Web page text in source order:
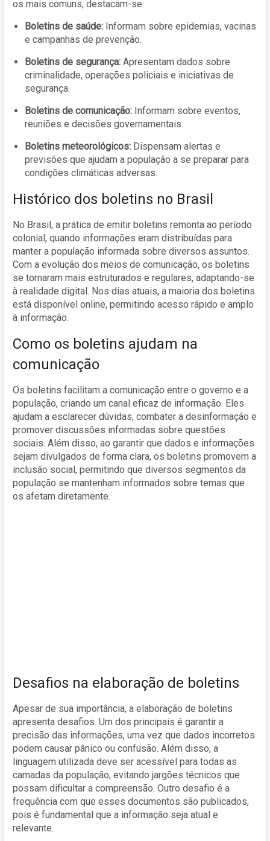
os mais comuns, destacam-se:
Boletins de saúde: Informam sobre epidemias, vacinas
e campanhas de prevenção.
Boletins de segurança: Apresentam dados sobre
criminalidade, operações policiais e iniciativas de
segurança.
Boletins de comunicação: Informam sobre eventos,
reuniões e decisões governamentais.
Boletins meteorológicos: Dispensam alertas e
previsões que ajudam a população a se preparar para
condições climáticas adversas.
Histórico dos boletins no Brasil
No Brasil, a prática de emitir boletins remonta ao período
colonial, quando informações eram distribuídas para
manter a população informada sobre diversos assuntos.
Com a evolução dos meios de comunicação, os boletins
se tornaram mais estruturados e regulares, adaptando-se
à realidade digital. Nos dias atuais, a maioria dos boletins
está disponível online, permitindo acesso rápido e amplo
à informação.
Como os boletins ajudam na
comunicação
Os boletins facilitam a comunicação entre o governo e a
população, criando um canal eficaz de informação. Eles
ajudam a esclarecer dúvidas, combater a desinformação e
promover discussões informadas sobre questões
sociais. Além disso, ao garantir que dados e informações
sejam divulgados de forma clara, os boletins promovem a
inclusão social, permitindo que diversos segmentos da
população se mantenham informados sobre temas que
os afetam diretamente.
Desafios na elaboração de boletins
Apesar de sua importância, a elaboração de boletins
apresenta desafios. Um dos principais é garantir a
precisão das informações, uma vez que dados incorretos
podem causar pânico ou confusão. Além disso, a
linguagem utilizada deve ser acessível para todas as
camadas da população, evitando jargões técnicos que
possam dificultar a compreensão. Outro desafio é a
frequência com que esses documentos são publicados,
pois é fundamental que a informação seja atual e
relevante.